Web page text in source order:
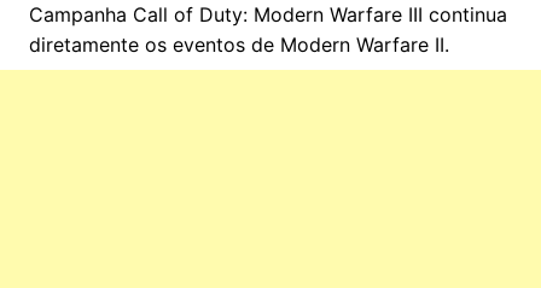
Campanha Call of Duty: Modern Warfare III continua
diretamente os eventos de Modern Warfare II.